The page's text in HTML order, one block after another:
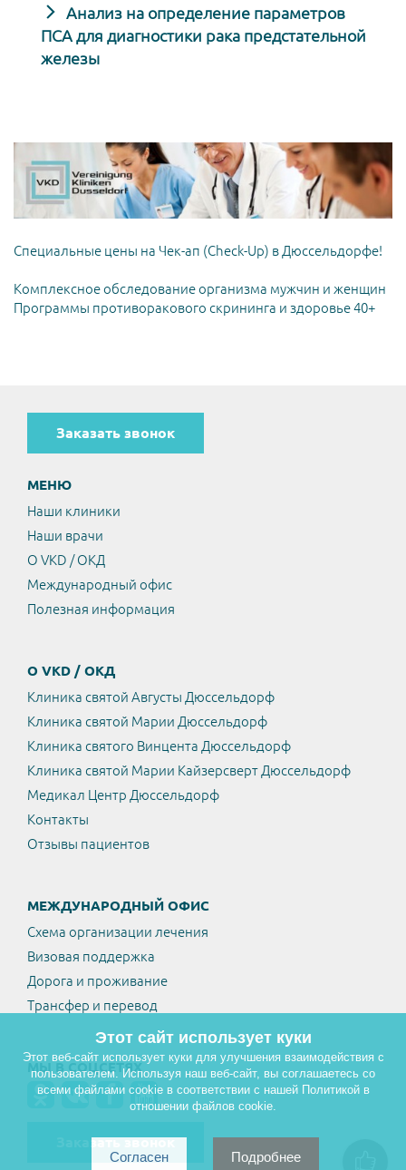
Анализ на определение параметров
ПСА для диагностики рака предстательной
железы
Специальные цены на Чек-ап (Check-Up) в Дюссельдорфе!
Комплексное обследование организма мужчин и женщин
Программы противоракового скрининга и здоровье 40+
Заказать звонок
МЕНЮ
Наши клиники
Наши врачи
О VKD / ОКД
Международный офис
Полезная информация
О VKD / ОКД
Клиника святой Августы Дюссельдорф
Клиника святой Марии Дюссельдорф
Клиника святого Винцента Дюссельдорф
Клиника святой Марии Кайзерсверт Дюссельдорф
Медикал Центр Дюссельдорф
Контакты
Отзывы пациентов
МЕЖДУНАРОДНЫЙ ОФИС
Схема организации лечения
Визовая поддержка
Дорога и проживание
Трансфер и перевод
МЫ В СОЦСЕТЯХ
Заказать звонок
Этот сайт использует куки
Этот веб-сайт использует куки для улучшения взаимодействия с
пользователем. Используя наш веб-сайт, вы соглашаетесь со
всеми файлами cookie в соответствии с нашей Политикой в
отношении файлов cookie.
Согласен Подробнее